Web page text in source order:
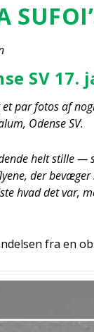
SV 17.
et par fotos af
Oden­se SV.
helt stil­le
der
hvad det var,
fra en